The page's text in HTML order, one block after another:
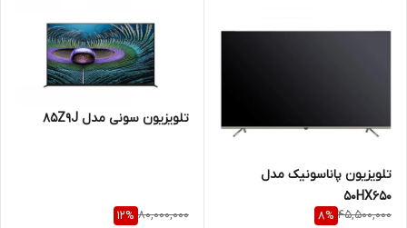
تلویزیون پاناسونیک مدل
50HX650
45,500,000
8%
تلویزیون سونی مدل 85Z9J
80,000,000
12%